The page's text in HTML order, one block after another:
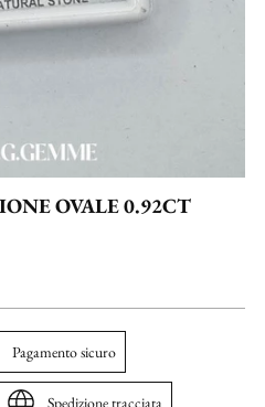
OVALE 0.92CT
Pagamento sicuro
Spedizione tracciata